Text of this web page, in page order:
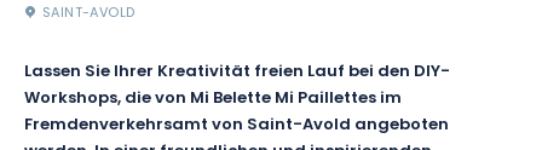
SAINT-AVOLD
Lassen Sie Ihrer Kreativität freien Lauf bei den DIY-
Workshops, die von Mi Belette Mi Paillettes im
Fremdenverkehrsamt von Saint-Avold angeboten